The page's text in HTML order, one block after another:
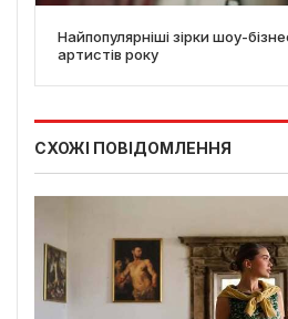
Найпопулярніші зірки шоу-
артистів року
СХОЖІ ПОВІДОМЛЕННЯ